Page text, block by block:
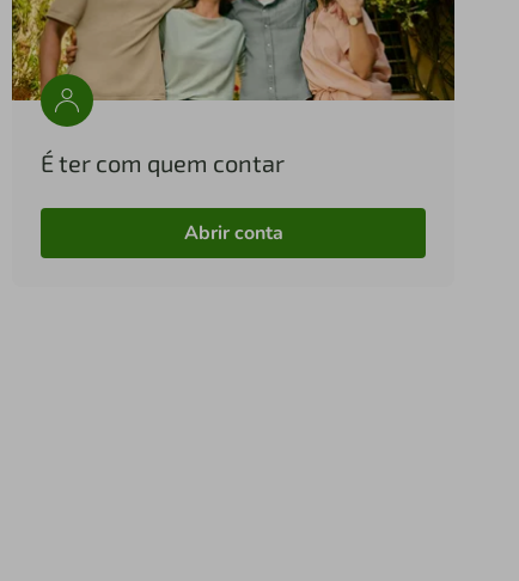
É ter com quem contar
Abrir conta